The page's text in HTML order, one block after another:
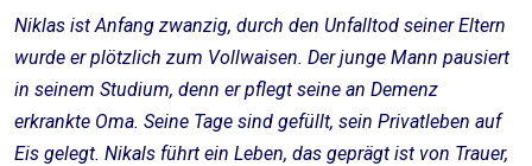
Niklas ist Anfang zwanzig, durch den Unfalltod seiner Eltern
wurde er plötzlich zum Vollwaisen. Der junge Mann pausiert
in seinem Studium, denn er pflegt seine an Demenz
erkrankte Oma. Seine Tage sind gefüllt, sein Privatleben auf
Eis gelegt. Nikals führt ein Leben, das geprägt ist von Trauer,